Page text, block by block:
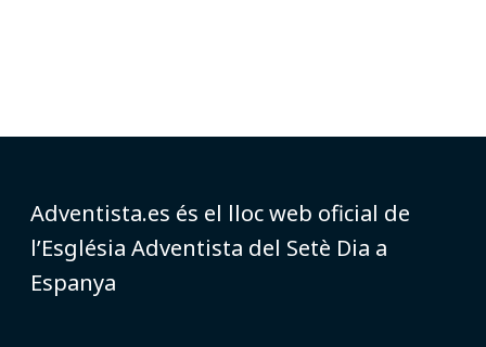
Adventista.es és el lloc web oficial de
l’Església Adventista del Setè Dia a
Espanya